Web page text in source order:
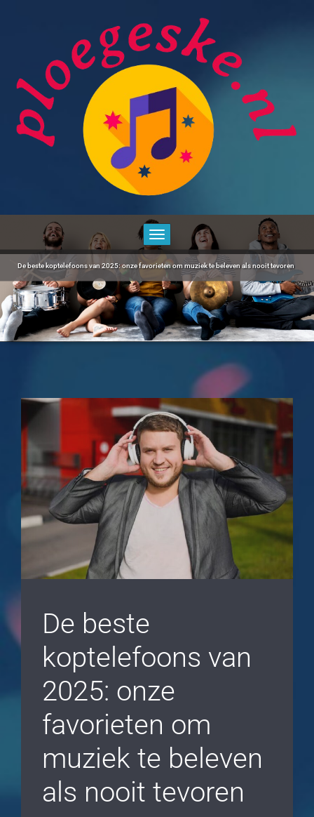
Toggle navigatie
De beste koptelefoons van 2025: onze favorieten om muziek te beleven als nooit tevoren
De beste
koptelefoons van
2025: onze
favorieten om
muziek te beleven
als nooit tevoren